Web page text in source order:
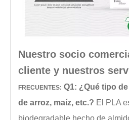
Nuestro socio
cliente y nuestros
FRECUENTES: Q1: ¿Qué tipo
de arroz, maíz, etc.? El PLA
biodegradable hecho de